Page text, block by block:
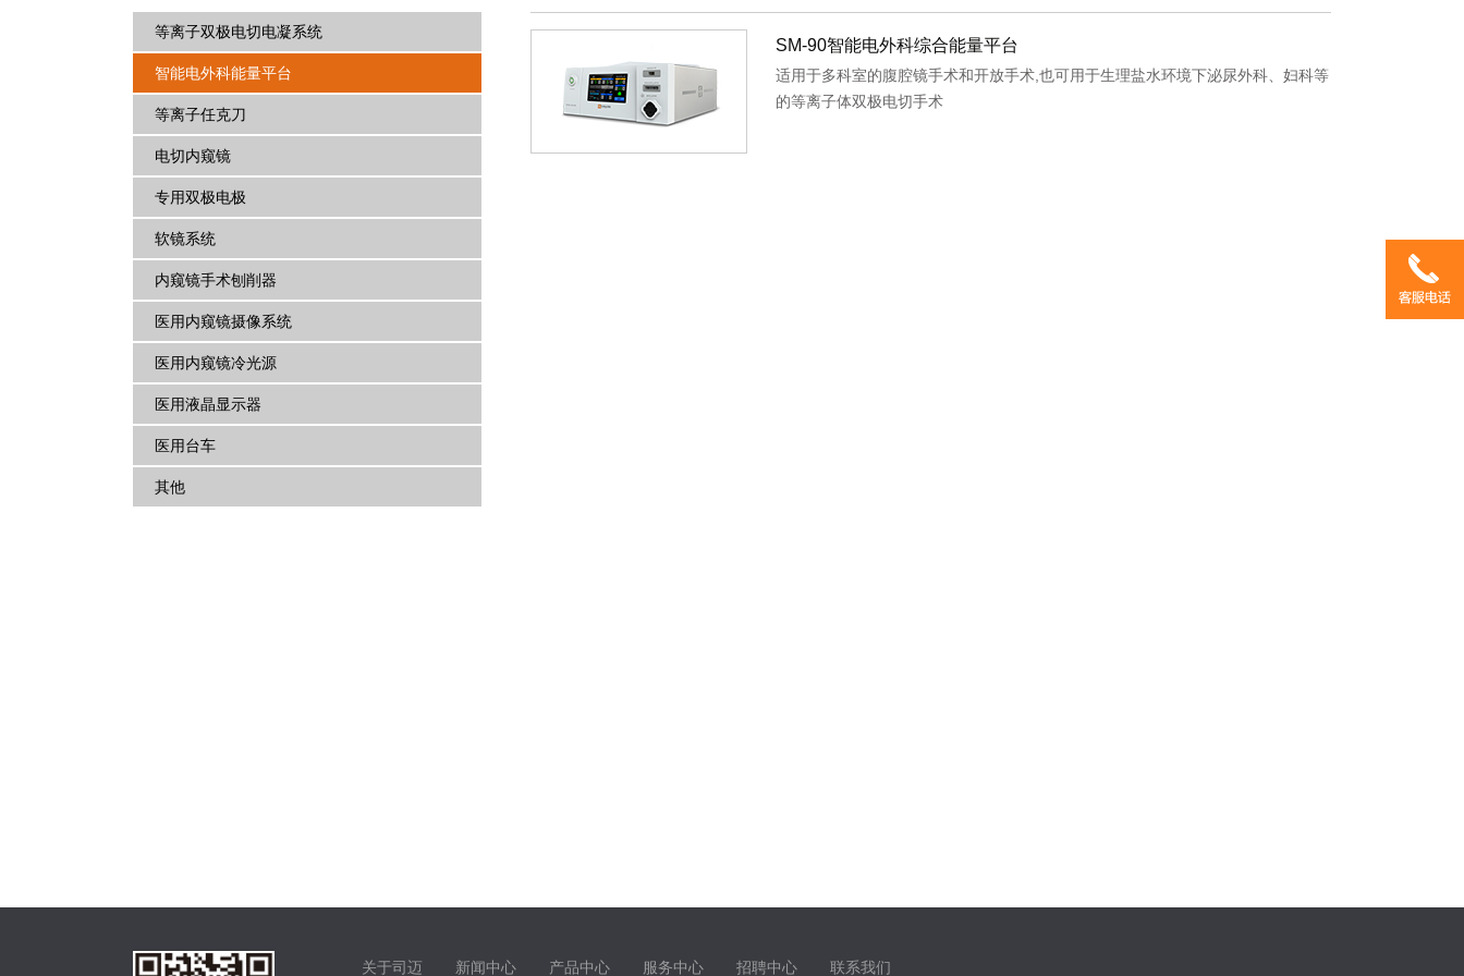
等离子双极电切电凝系统
智能电外科能量平台
等离子任克刀
电切内窥镜
专用双极电极
软镜系统
内窥镜手术刨削器
医用内窥镜摄像系统
医用内窥镜冷光源
医用液晶显示器
医用台车
其他
SM-90智能电外科综合能量平台
适用于多科室的腹腔镜手术和开放手术,也可用于生理盐水环境下泌尿外科、妇科等
的等离子体双极电切手术
关于司迈 新闻中心 产品中心 服务中心 招聘中心 联系我们